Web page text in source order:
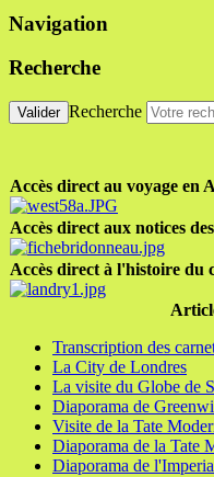
Navigation
Recherche
Valider Recherche
Accès direct au voyage en
Accès direct aux notices
Accès direct à l'histoire du
Transcription des
La City de Londres
La visite du Globe de
Diaporama de
Visite de la Tate
Diaporama de la Tate
Diaporama de